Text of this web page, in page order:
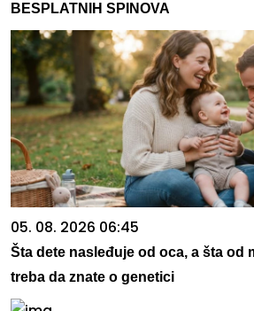
BESPLATNIH SPINOVA
05. 08. 2026 06:45
Šta dete nasleđuje od oca, a šta od
treba da znate o genetici